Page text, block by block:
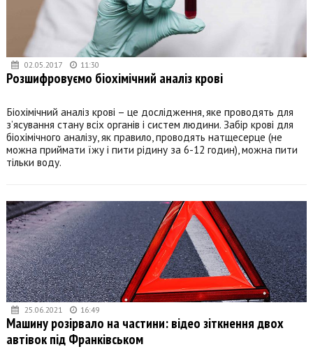
02.05.2017 11:30
Розшифровуємо біохімічний аналіз крові
Біохімічний аналіз крові – це дослідження, яке проводять для
з’ясування стану всіх органів і систем людини. Забір крові для
біохімічного аналізу, як правило, проводять натщесерце (не
можна приймати їжу і пити рідину за 6-12 годин), можна пити
тільки воду.
25.06.2021 16:49
Машину розірвало на частини: відео зіткнення двох
автівок під Франківськом